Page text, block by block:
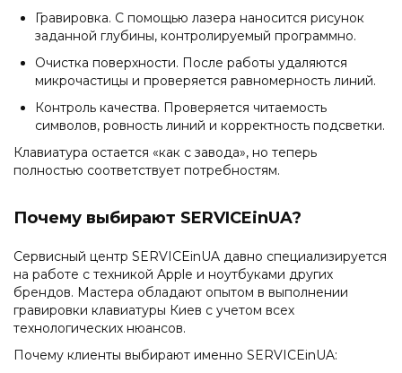
Гравировка. С помощью лазера наносится рисунок
заданной глубины, контролируемый программно.
Очистка поверхности. После работы удаляются
микрочастицы и проверяется равномерность линий.
Контроль качества. Проверяется читаемость
символов, ровность линий и корректность подсветки.
Клавиатура остается «как с завода», но теперь
полностью соответствует потребностям.
Почему выбирают SERVICEinUA?
Сервисный центр SERVICEinUA давно специализируется
на работе с техникой Apple и ноутбуками других
брендов. Мастера обладают опытом в выполнении
гравировки клавиатуры Киев с учетом всех
технологических нюансов.
Почему клиенты выбирают именно SERVICEinUA: